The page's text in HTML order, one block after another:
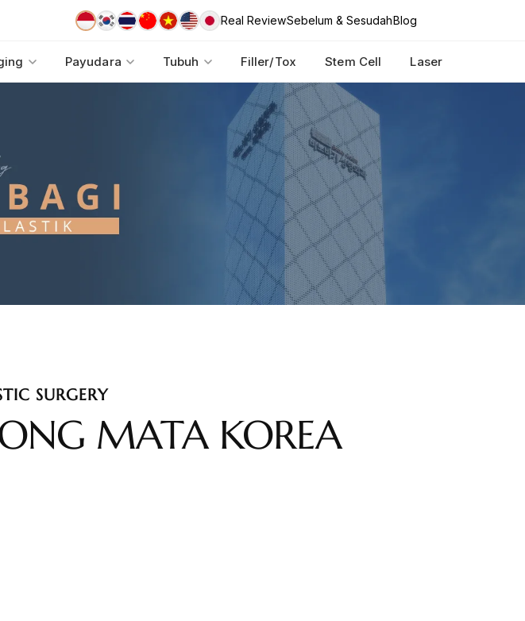
Real ReviewSebelum & SesudahBlog
Payudara Tubuh Filler/Tox Stem Cell Laser
SURGERY
MATA KOREA